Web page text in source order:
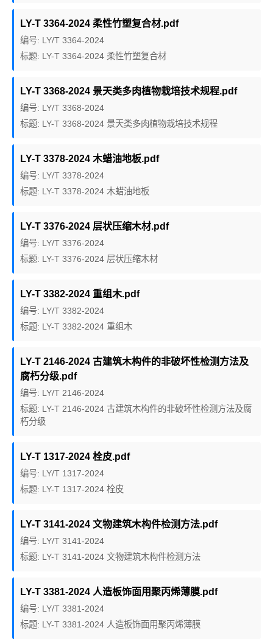
LY-T 3364-2024 柔性竹塑复合材.pdf
编号: LY/T 3364-2024
标题: LY-T 3364-2024 柔性竹塑复合材
LY-T 3368-2024 景天类多肉植物栽培技术规程.pdf
编号: LY/T 3368-2024
标题: LY-T 3368-2024 景天类多肉植物栽培技术规程
LY-T 3378-2024 木蜡油地板.pdf
编号: LY/T 3378-2024
标题: LY-T 3378-2024 木蜡油地板
LY-T 3376-2024 层状压缩木材.pdf
编号: LY/T 3376-2024
标题: LY-T 3376-2024 层状压缩木材
LY-T 3382-2024 重组木.pdf
编号: LY/T 3382-2024
标题: LY-T 3382-2024 重组木
LY-T 2146-2024 古建筑木构件的非破坏性检测方法及
腐朽分级.pdf
编号: LY/T 2146-2024
标题: LY-T 2146-2024 古建筑木构件的非破坏性检测方法及腐
朽分级
LY-T 1317-2024 栓皮.pdf
编号: LY/T 1317-2024
标题: LY-T 1317-2024 栓皮
LY-T 3141-2024 文物建筑木构件检测方法.pdf
编号: LY/T 3141-2024
标题: LY-T 3141-2024 文物建筑木构件检测方法
LY-T 3381-2024 人造板饰面用聚丙烯薄膜.pdf
编号: LY/T 3381-2024
标题: LY-T 3381-2024 人造板饰面用聚丙烯薄膜